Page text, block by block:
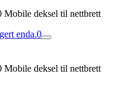
Mobile deksel til nettbrett
enda.0
Mobile deksel til nettbrett